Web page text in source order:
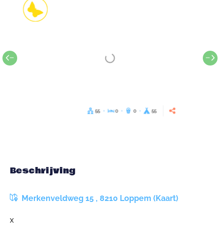
55 0 0 55
Beschrijving
Merkenveldweg 15 , 8210 Loppem (Kaart)
x